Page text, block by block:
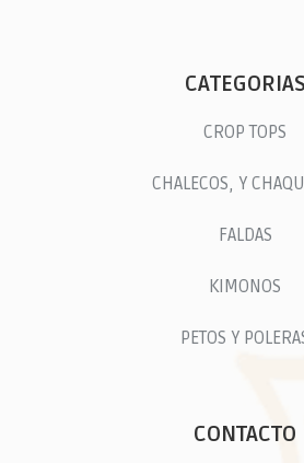
CATEGORIAS
CROP TOPS
CHALECOS, Y
FALDAS
KIMONOS
PETOS Y
CONTACTO